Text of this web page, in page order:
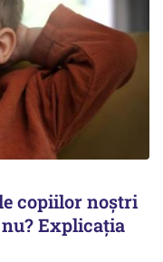
copiilor noștri
Explicația